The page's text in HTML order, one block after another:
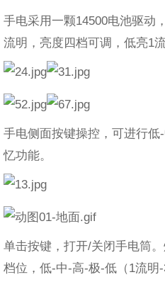
手电采用一颗14500电池驱动
流明，亮度四档可调，低亮1
手电侧面按键操控，可进行
忆功能。
单击按键，打开/关闭手电筒
档位，低-中-高-极-低（1流明